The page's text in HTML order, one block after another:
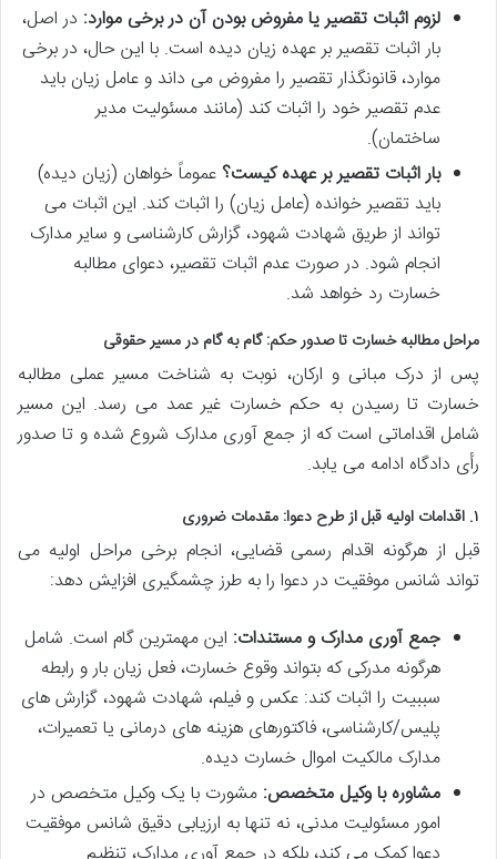
لزوم اثبات تقصیر یا مفروض بودن آن در برخی موارد: در اصل،
بار اثبات تقصیر بر عهده زیان دیده است. با این حال، در برخی
موارد، قانونگذار تقصیر را مفروض می داند و عامل زیان باید
عدم تقصیر خود را اثبات کند (مانند مسئولیت مدیر
ساختمان).
بار اثبات تقصیر بر عهده کیست؟ عموماً خواهان (زیان دیده)
باید تقصیر خوانده (عامل زیان) را اثبات کند. این اثبات می
تواند از طریق شهادت شهود، گزارش کارشناسی و سایر مدارک
انجام شود. در صورت عدم اثبات تقصیر، دعوای مطالبه
خسارت رد خواهد شد.
مراحل مطالبه خسارت تا صدور حکم: گام به گام در مسیر حقوقی
پس از درک مبانی و ارکان، نوبت به شناخت مسیر عملی مطالبه
خسارت تا رسیدن به حکم خسارت غیر عمد می رسد. این مسیر
شامل اقداماتی است که از جمع آوری مدارک شروع شده و تا صدور
رأی دادگاه ادامه می یابد.
۱. اقدامات اولیه قبل از طرح دعوا: مقدمات ضروری
قبل از هرگونه اقدام رسمی قضایی، انجام برخی مراحل اولیه می
تواند شانس موفقیت در دعوا را به طرز چشمگیری افزایش دهد:
جمع آوری مدارک و مستندات: این مهمترین گام است. شامل
هرگونه مدرکی که بتواند وقوع خسارت، فعل زیان بار و رابطه
سببیت را اثبات کند: عکس و فیلم، شهادت شهود، گزارش های
پلیس/کارشناسی، فاکتورهای هزینه های درمانی یا تعمیرات،
مدارک مالکیت اموال خسارت دیده.
مشاوره با وکیل متخصص: مشورت با یک وکیل متخصص در
امور مسئولیت مدنی، نه تنها به ارزیابی دقیق شانس موفقیت